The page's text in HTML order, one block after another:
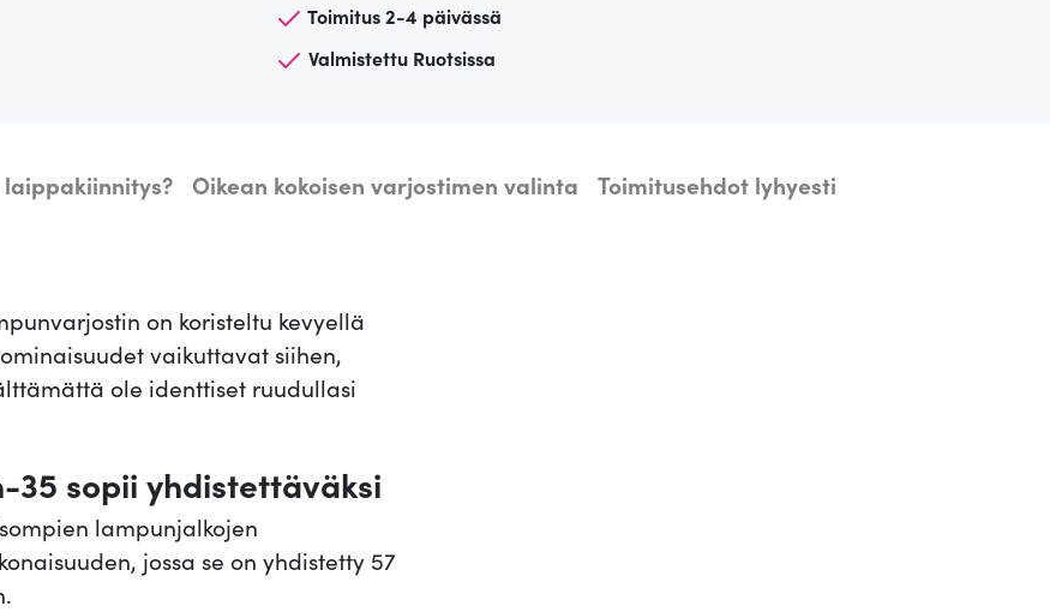
a
m
v
o
t
n
V
l
Toimitus 2-4 päivässä
Valmistettu Ruotsissa
Oikean kokoisen varjostimen valinta Toimitusehdot lyhyesti
on koristeltu kevyellä
vaikuttavat siihen,
ole identtiset ruudullasi
35 sopii yhdistettäväksi
lampunjalkojen
jossa se on yhdistetty 57